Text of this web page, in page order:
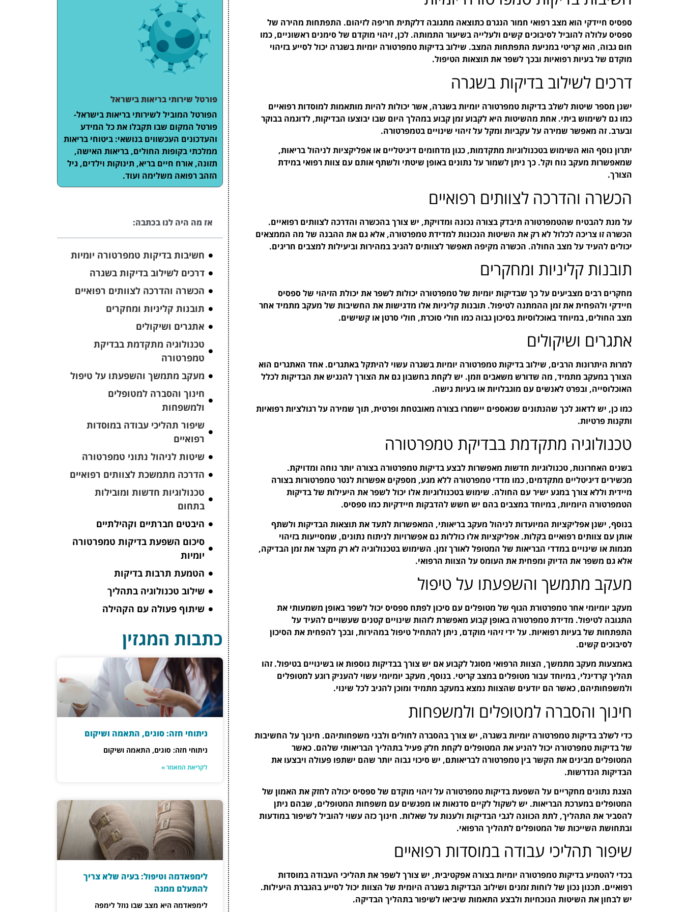
ספסיס חיידקי הוא מצב רפואי חמור הנגרם כתוצאה מתגובה דלקתית חריפה לזיהום. התפתחות מהירה של
ספסיס עלולה להוביל לסיבוכים קשים ולעלייה בשיעור התמותה. לכן, זיהוי מוקדם של סימנים ראשוניים, כמו
חום גבוה, הוא קריטי במניעת התפתחות המצב. שילוב בדיקות טמפרטורה יומיות בשגרה יכול לסייע בזיהוי
מוקדם של בעיות רפואיות ובכך לשפר את תוצאות הטיפול.
דרכים לשילוב בדיקות בשגרה
ישנן מספר שיטות לשלב בדיקות טמפרטורה יומיות בשגרה, אשר יכולות להיות מותאמות למוסדות רפואיים
כמו גם לשימוש ביתי. אחת מהשיטות היא לקבוע זמן קבוע במהלך היום שבו יבוצעו הבדיקות, לדוגמה בבוקר
ובערב. זה מאפשר שמירה על עקביות ומקל על זיהוי שינויים בטמפרטורה.
יתרון נוסף הוא השימוש בטכנולוגיות מתקדמות, כגון מדחומים דיגיטליים או אפליקציות לניהול בריאות,
שמאפשרות מעקב נוח וקל. כך ניתן לשמור על נתונים באופן שיטתי ולשתף אותם עם צוות רפואי במידת
הצורך.
הכשרה והדרכה לצוותים רפואיים
על מנת להבטיח שהטמפרטורה תיבדק בצורה נכונה ומדויקת, יש צורך בהכשרה והדרכה לצוותים רפואיים.
הכשרה זו צריכה לכלול לא רק את השיטות הנכונות למדידת טמפרטורה, אלא גם את ההבנה של מה הממצאים
יכולים להעיד על מצב החולה. הכשרה מקיפה תאפשר לצוותים להגיב במהירות וביעילות למצבים חריגים.
תובנות קליניות ומחקרים
מחקרים רבים מצביעים על כך שבדיקות יומיות של טמפרטורה יכולות לשפר את יכולת הזיהוי של ספסיס
חיידקי ולהפחית את זמן ההמתנה לטיפול. תובנות קליניות אלו מדגישות את החשיבות של מעקב מתמיד אחר
מצב החולים, במיוחד באוכלוסיות בסיכון גבוה כמו חולי סוכרת, חולי סרטן או קשישים.
אתגרים ושיקולים
למרות היתרונות הרבים, שילוב בדיקות טמפרטורה יומיות בשגרה עשוי להיתקל באתגרים. אחד האתגרים הוא
הצורך במעקב מתמיד, מה שדורש משאבים וזמן. יש לקחת בחשבון גם את הצורך להנגיש את הבדיקות לכלל
האוכלוסייה, ובפרט לאנשים עם מוגבלויות או בעיות גישה.
כמו כן, יש לדאוג לכך שהנתונים שנאספים יישמרו בצורה מאובטחת ופרטית, תוך שמירה על רגולציות רפואיות
ותקנות פרטיות.
טכנולוגיה מתקדמת בבדיקת טמפרטורה
בשנים האחרונות, טכנולוגיות חדשות מאפשרות לבצע בדיקות טמפרטורה בצורה יותר נוחה ומדויקת.
מכשירים דיגיטליים מתקדמים, כמו מדדי טמפרטורה ללא מגע, מספקים אפשרות לנטר טמפרטורות בצורה
מיידית וללא צורך במגע ישיר עם החולה. שימוש בטכנולוגיות אלו יכול לשפר את היעילות של בדיקות
הטמפרטורה היומיות, במיוחד במצבים בהם יש חשש להדבקות חיידקיות כמו ספסיס.
בנוסף, ישנן אפליקציות המיועדות לניהול מעקב בריאותי, המאפשרות לתעד את תוצאות הבדיקות ולשתף
אותן עם צוותים רפואיים בקלות. אפליקציות אלו כוללות גם אפשרויות לניתוח נתונים, שמסייעות בזיהוי
מגמות או שינויים במדדי הבריאות של המטופל לאורך זמן. השימוש בטכנולוגיה לא רק מקצר את זמן הבדיקה,
אלא גם משפר את הדיוק ומפחית את העומס על הצוות הרפואי.
מעקב מתמשך והשפעתו על טיפול
מעקב יומיומי אחר טמפרטורת הגוף של מטופלים עם סיכון לפתח ספסיס יכול לשפר באופן משמעותי את
התגובה לטיפול. מדידת טמפרטורה באופן קבוע מאפשרת לזהות שינויים קטנים שעשויים להעיד על
התפתחות של בעיות רפואיות. על ידי זיהוי מוקדם, ניתן להתחיל טיפול במהירות, ובכך להפחית את הסיכון
לסיבוכים קשים.
באמצעות מעקב מתמשך, הצוות הרפואי מסוגל לקבוע אם יש צורך בבדיקות נוספות או בשינויים בטיפול. זהו
תהליך קרדינלי, במיוחד עבור מטופלים במצב קריטי. בנוסף, מעקב יומיומי עשוי להעניק רוגע למטופלים
ולמשפחותיהם, כאשר הם יודעים שהצוות נמצא במעקב מתמיד ומוכן להגיב לכל שינוי.
חינוך והסברה למטופלים ולמשפחות
כדי לשלב בדיקות טמפרטורה יומיות בשגרה, יש צורך בהסברה לחולים ולבני משפחותיהם. חינוך על החשיבות
של בדיקות טמפרטורה יכול להניע את המטופלים לקחת חלק פעיל בתהליך הבריאותי שלהם. כאשר
המטופלים מבינים את הקשר בין טמפרטורה לבריאותם, יש סיכוי גבוה יותר שהם ישתפו פעולה ויבצעו את
הבדיקות הנדרשות.
הצגת נתונים מחקריים על השפעת בדיקות טמפרטורה על זיהוי מוקדם של ספסיס יכולה לחזק את האמון של
המטופלים במערכת הבריאות. יש לשקול לקיים סדנאות או מפגשים עם משפחות המטופלים, שבהם ניתן
להסביר את התהליך, לתת הכוונה לגבי הבדיקות ולענות על שאלות. חינוך כזה עשוי להוביל לשיפור במודעות
ובתחושת השייכות של המטופלים לתהליך הרפואי.
שיפור תהליכי עבודה במוסדות רפואיים
בכדי להטמיע בדיקות טמפרטורה יומיות בצורה אפקטיבית, יש צורך לשפר את תהליכי העבודה במוסדות
רפואיים. תכנון נכון של לוחות זמנים ושילוב הבדיקות בשגרה היומית של הצוות יכול לסייע בהגברת היעילות.
יש לבחון את השיטות הנוכחיות ולבצע התאמות שיביאו לשיפור בתהליך הבדיקה.
פורטל שירותי בריאות בישראל
הפורטל המוביל לשירותי בריאות בישראל-
פורטל המקום שבו תקבלו את כל המידע
והעדכונים העכשווים בנושאי: ביטוחי בריאות
ממלכתי בקופות החולים, בריאות האישה,
תזונה, אורח חיים בריא, תינוקות וילדים, גיל
הזהב רפואה משלימה ועוד.
אז מה היה לנו בכתבה:
חשיבות בדיקות טמפרטורה יומיות
דרכים לשילוב בדיקות בשגרה
הכשרה והדרכה לצוותים רפואיים
תובנות קליניות ומחקרים
אתגרים ושיקולים
טכנולוגיה מתקדמת בבדיקת
טמפרטורה
מעקב מתמשך והשפעתו על טיפול
חינוך והסברה למטופלים
ולמשפחות
שיפור תהליכי עבודה במוסדות
רפואיים
שיטות לניהול נתוני טמפרטורה
הדרכה מתמשכת לצוותים רפואיים
טכנולוגיות חדשות ומובילות
בתחום
היבטים חברתיים וקהילתיים
סיכום השפעת בדיקות טמפרטורה
יומיות
הטמעת תרבות בדיקות
שילוב טכנולוגיה בתהליך
שיתוף פעולה עם הקהילה
כתבות המגזין
ניתוחי חזה: סוגים, התאמה ושיקום
ניתוחי חזה: סוגים, התאמה ושיקום
לקריאת המאמר »
לימפאדמה וטיפול: בעיה שלא צריך
להתעלם ממנה
לימפאדמה היא מצב שבו נוזל לימפה